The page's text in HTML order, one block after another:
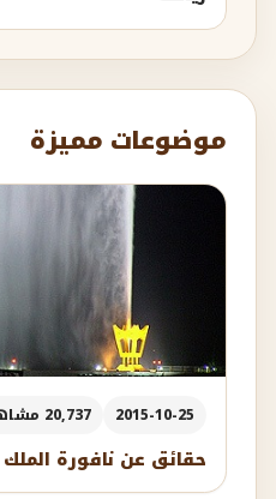
موضوعات مميزة
2015-10-25 20,737 مشاهدة
حقائق عن نافورة